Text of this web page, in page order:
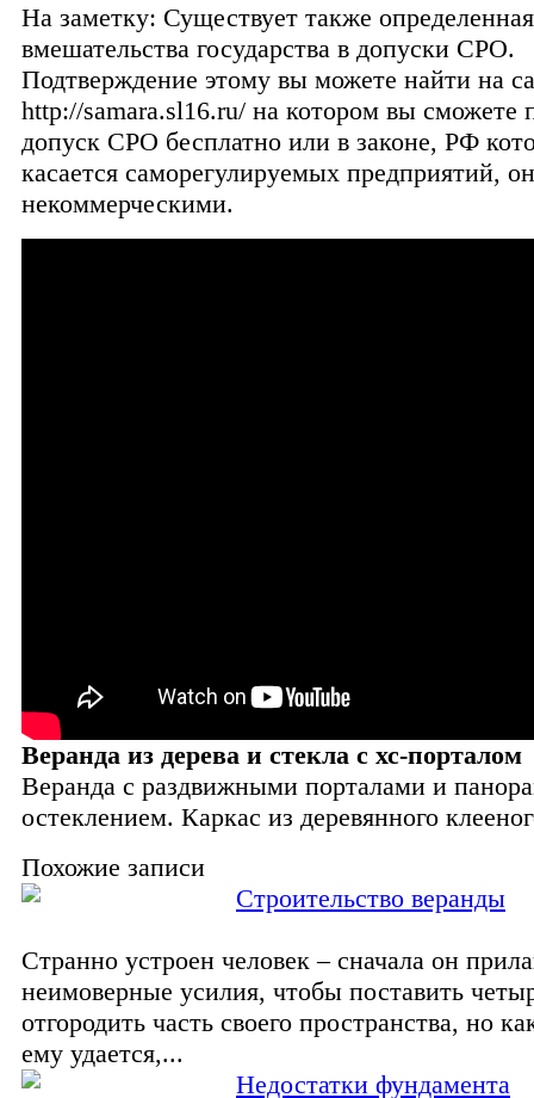
На заметку: Существует также
вмешательства государства в допуски СРО.
Подтверждение этому вы можете найти на
http://samara.sl16.ru/ на котором вы сможете
допуск СРО бесплатно или в законе, РФ
касается саморегулируемых предприятий,
некоммерческими.
Веранда из дерева и стекла с хс-порталом
Веранда с раздвижными порталами и
остеклением. Каркас из деревянного
Похожие записи
Строительство веранды
Странно устроен человек – сначала он
неимоверные усилия, чтобы поставить
отгородить часть своего пространства, но
ему удается,...
Недостатки фундамента